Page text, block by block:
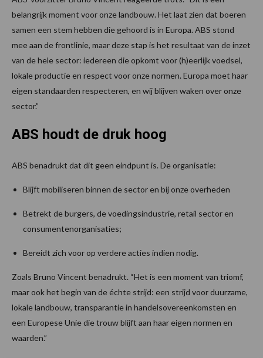
belangrijk moment voor onze landbouw. Het laat zien dat boeren
samen een stem hebben die gehoord is in Europa. ABS stond
mee aan de frontlinie, maar deze stap is het resultaat van de inzet
van de hele sector: iedereen die opkomt voor (h)eerlijk voedsel,
lokale productie en respect voor onze normen. Europa moet haar
eigen standaarden respecteren, en wij blijven waken over onze
sector.”
ABS houdt de druk hoog
ABS benadrukt dat dit geen eindpunt is. De organisatie:
Blijft mobiliseren binnen de sector en bij onze overheden
Betrekt de burgers, de voedingsindustrie, retail sector en
consumentenorganisaties;
Bereidt zich voor op verdere acties indien nodig.
Zoals Bruno Vincent benadrukt. “Het is een moment van triomf,
maar ook het begin van de échte strijd: een strijd voor duurzame,
lokale landbouw, transparantie in handelsovereenkomsten en
een Europese Unie die trouw blijft aan haar eigen normen en
waarden.”